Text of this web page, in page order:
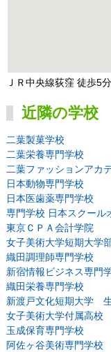
ＪＲ中央線荻窪 徒歩5分
近隣の学校
二葉製菓学校
二葉栄養専門学校
二葉ファッションアカ
日本動物専門学校
日本医歯薬専門学校
専門学校 日本スクール
東京ＣＰＡ会計学院
女子美術大学短期大学
織田調理師専門学校
新宿情報ビジネス専門
織田栄養専門学校
新渡戸文化短期大学
女子美術大学付属高校
玉成保育専門学校
阿佐ヶ谷美術専門学校